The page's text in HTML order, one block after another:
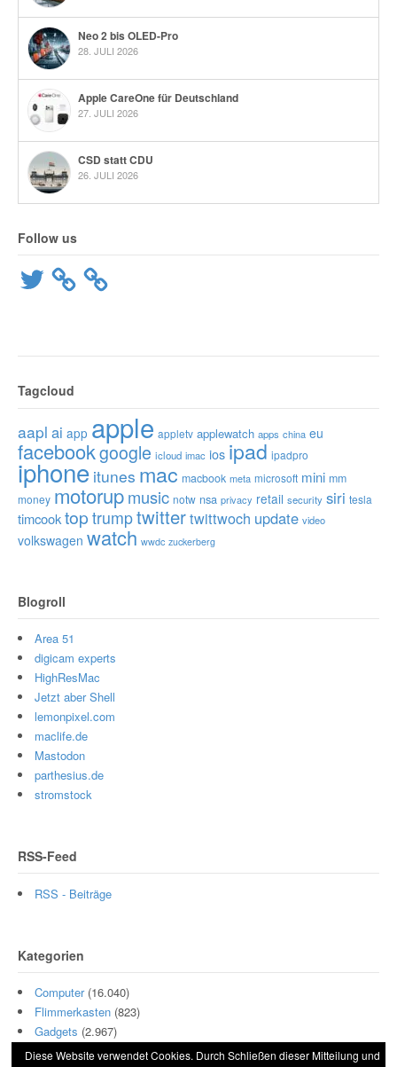
Neo 2 bis OLED-Pro
28. JULI 2026
Apple CareOne für Deutschland
27. JULI 2026
CSD statt CDU
26. JULI 2026
Follow us
Twitter
Tagcloud
aapl ai app apple appletv applewatch apps china eu
facebookgoogle icloud imac ios ipad ipadpro
iphone itunes mac macbook meta microsoft mini mm
money motorupmusic notw nsa privacy retail security siri tesla
timcooktop trumptwittertwittwoch update video
volkswagen watch wwdc zuckerberg
Blogroll
Area 51
digicam experts
HighResMac
Jetzt aber Shell
lemonpixel.com
maclife.de
Mastodon
parthesius.de
stromstock
RSS-Feed
RSS - Beiträge
Kategorien
Computer(16.040)
Flimmerkasten (823)
Gadgets (2.967)
Hamburg(10)
Diese Website verwendet Cookies. Durch Schließen dieser Mitteilung und